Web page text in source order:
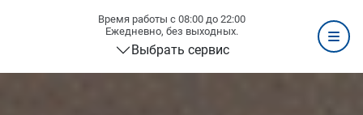
Время работы с 08:00 до 22:00
Ежедневно, без выходных.
Выбрать сервис